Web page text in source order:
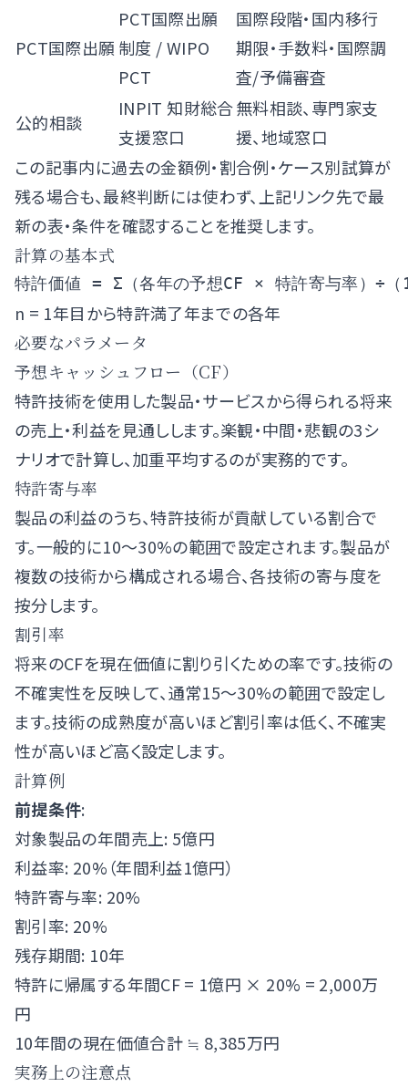
PCT国際出願
PCT国際出願
制度 /WIPO
PCT
国際段階・国内移行
期限・手数料・国際調
査/予備審査
公的相談
INPIT 知財総合
支援窓口
無料相談、専門家支
援、地域窓口
この記事内に過去の金額例・割合例・ケース別試算が
残る場合も、最終判断には使わず、上記リンク先で最
新の表・条件を確認することを推奨します。
計算の基本式
n = 1年目から特許満了年までの各年
必要なパラメータ
予想キャッシュフロー（CF）
特許技術を使用した製品・サービスから得られる将来
の売上・利益を見通しします。楽観・中間・悲観の3シ
ナリオで計算し、加重平均するのが実務的です。
特許寄与率
製品の利益のうち、特許技術が貢献している割合で
す。一般的に10〜30%の範囲で設定されます。製品が
複数の技術から構成される場合、各技術の寄与度を
按分します。
割引率
将来のCFを現在価値に割り引くための率です。技術の
不確実性を反映して、通常15〜30%の範囲で設定し
ます。技術の成熟度が高いほど割引率は低く、不確実
性が高いほど高く設定します。
計算例
前提条件:
対象製品の年間売上: 5億円
利益率: 20%（年間利益1億円）
特許寄与率: 20%
割引率: 20%
残存期間: 10年
特許に帰属する年間CF = 1億円 × 20% = 2,000万
円
10年間の現在価値合計 ≒ 8,385万円
実務上の注意点